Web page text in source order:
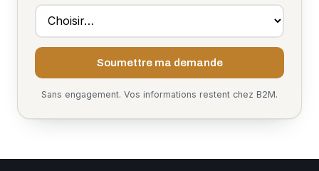
Soumettre ma demande
Sans engagement. Vos informations restent chez B2M.